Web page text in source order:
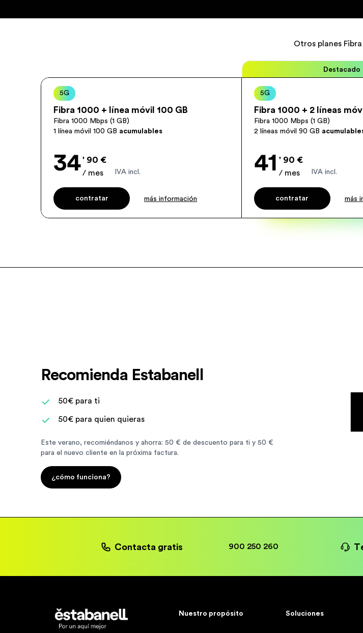
Otros planes Fibra
5G
Fibra 1000 + línea móvil 100 GB
Fibra 1000 Mbps (1 GB)
1 línea móvil 100 GB acumulables
34 ' 90 €
/ mes IVA incl.
contratar más información
Destacado
5G
Fibra 1000 + 2 líneas
Fibra 1000 Mbps (1 GB)
2 líneas móvil 90 GB
41 ' 90 €
/ mes IVA incl.
contratar más
Recomienda Estabanell
50€ para ti
50€ para quien quieras
Este verano, recomiéndanos y ahorra: 50 € de descuento para ti y 50 €
para el nuevo cliente en la próxima factura.
¿cómo funciona?
Contacta gratis 900 250 260
Estabanell Nuestro propósito Soluciones